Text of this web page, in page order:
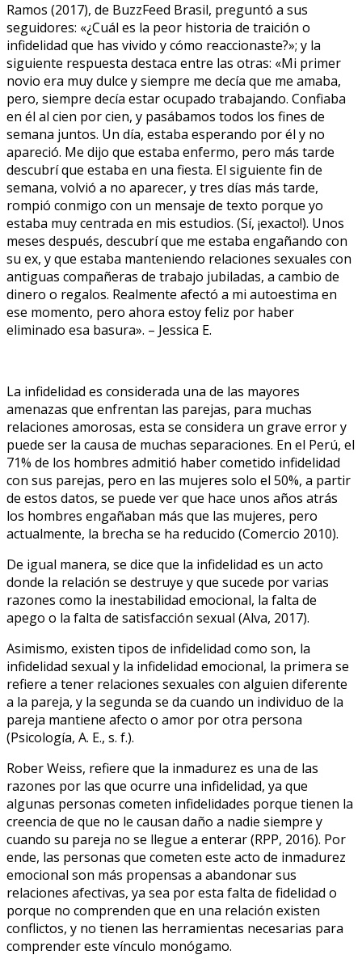
Ramos (2017), de BuzzFeed Brasil, preguntó a sus
seguidores: «¿Cuál es la peor historia de traición o
infidelidad que has vivido y cómo reaccionaste?»; y la
siguiente respuesta destaca entre las otras: «Mi primer
novio era muy dulce y siempre me decía que me amaba,
pero, siempre decía estar ocupado trabajando. Confiaba
en él al cien por cien, y pasábamos todos los fines de
semana juntos. Un día, estaba esperando por él y no
apareció. Me dijo que estaba enfermo, pero más tarde
descubrí que estaba en una fiesta. El siguiente fin de
semana, volvió a no aparecer, y tres días más tarde,
rompió conmigo con un mensaje de texto porque yo
estaba muy centrada en mis estudios. (Sí, ¡exacto!). Unos
meses después, descubrí que me estaba engañando con
su ex, y que estaba manteniendo relaciones sexuales con
antiguas compañeras de trabajo jubiladas, a cambio de
dinero o regalos. Realmente afectó a mi autoestima en
ese momento, pero ahora estoy feliz por haber
eliminado esa basura». – Jessica E.
La infidelidad es considerada una de las mayores
amenazas que enfrentan las parejas, para muchas
relaciones amorosas, esta se considera un grave error y
puede ser la causa de muchas separaciones. En el Perú, el
71% de los hombres admitió haber cometido infidelidad
con sus parejas, pero en las mujeres solo el 50%, a partir
de estos datos, se puede ver que hace unos años atrás
los hombres engañaban más que las mujeres, pero
actualmente, la brecha se ha reducido (Comercio 2010).
De igual manera, se dice que la infidelidad es un acto
donde la relación se destruye y que sucede por varias
razones como la inestabilidad emocional, la falta de
apego o la falta de satisfacción sexual (Alva, 2017).
Asimismo, existen tipos de infidelidad como son, la
infidelidad sexual y la infidelidad emocional, la primera se
refiere a tener relaciones sexuales con alguien diferente
a la pareja, y la segunda se da cuando un individuo de la
pareja mantiene afecto o amor por otra persona
(Psicología, A. E., s. f.).
Rober Weiss, refiere que la inmadurez es una de las
razones por las que ocurre una infidelidad, ya que
algunas personas cometen infidelidades porque tienen la
creencia de que no le causan daño a nadie siempre y
cuando su pareja no se llegue a enterar (RPP, 2016). Por
ende, las personas que cometen este acto de inmadurez
emocional son más propensas a abandonar sus
relaciones afectivas, ya sea por esta falta de fidelidad o
porque no comprenden que en una relación existen
conflictos, y no tienen las herramientas necesarias para
comprender este vínculo monógamo.